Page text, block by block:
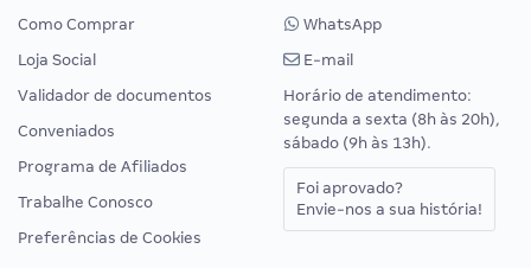
Como Comprar
Loja Social
Validador de documentos
Conveniados
Programa de Afiliados
Trabalhe Conosco
Preferências de Cookies
WhatsApp
E-mail
Horário de atendimento:
segunda a sexta (8h às 20h),
sábado (9h às 13h).
Foi aprovado?
Envie-nos a sua história!